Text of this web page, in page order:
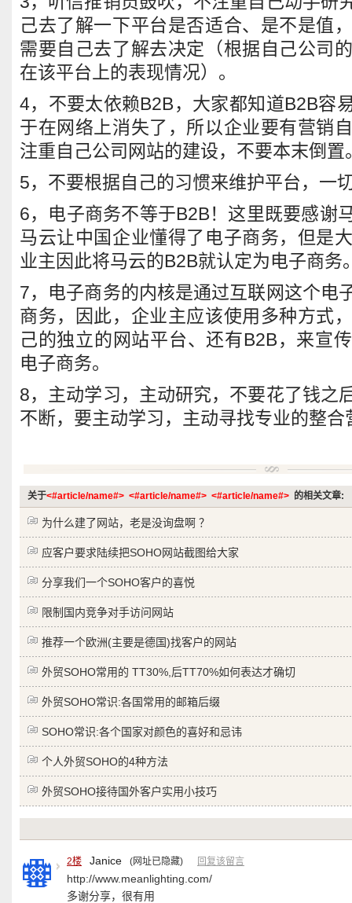
己去了解一下平台是否适合、是不是值
需要自己去了解去决定（根据自己公司
在该平台上的表现情况）。
4，不要太依赖B2B，大家都知道B2B容
于在网络上消失了，所以企业要有营销
注重自己公司网站的建设，不要本末倒置
5，不要根据自己的习惯来维护平台，一
6，电子商务不等于B2B！这里既要感谢
马云让中国企业懂得了电子商务，但是
业主因此将马云的B2B就认定为电子商务
7，电子商务的内核是通过互联网这个电
商务，因此，企业主应该使用多种方式
己的独立的网站平台、还有B2B，来宣
电子商务。
8，主动学习，主动研究，不要花了钱之
不断，要主动学习，主动寻找专业的整合
关于<#article/name#> <#article/name#> <#article/name#> 的相关文章:
为什么建了网站，老是没询盘啊 ？
应客户要求陆续把SOHO网站截图给大家
分享我们一个SOHO客户的喜悦
限制国内竞争对手访问网站
推荐一个欧洲(主要是德国)找客户的网站
外贸SOHO常用的 TT30%,后TT70%如何表达才确切
外贸SOHO常识:各国常用的邮箱后缀
SOHO常识:各个国家对颜色的喜好和忌讳
个人外贸SOHO的4种方法
外贸SOHO接待国外客户实用小技巧
2楼 Janice (网址已隐藏) 回复该留言
http://www.meanlighting.com/
多谢分享，很有用